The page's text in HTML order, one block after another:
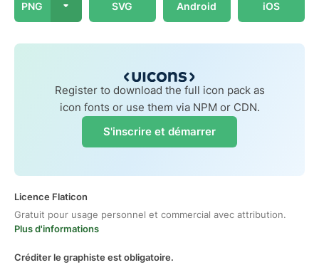
PNG SVG Android iOS
Register to download the full icon pack as
icon fonts or use them via NPM or CDN.
S'inscrire et démarrer
Licence Flaticon
Gratuit pour usage personnel et commercial avec attribution.
Plus d'informations
Créditer le graphiste est obligatoire.